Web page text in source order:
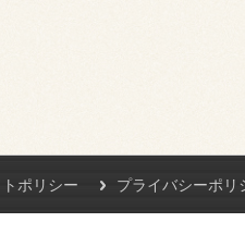
ポリシー プライバシーポリ